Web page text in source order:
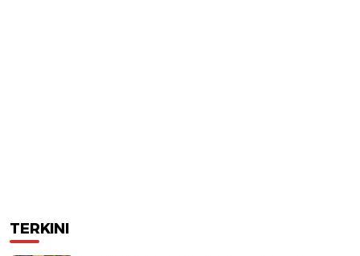
TERKINI